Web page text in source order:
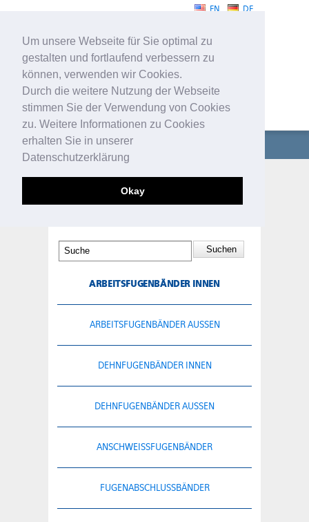
Um unsere Webseite für Sie optimal zu
gestalten und fortlaufend verbessern zu
können, verwenden wir Cookies.
Durch die weitere Nutzung der Webseite
stimmen Sie der Verwendung von Cookies
zu. Weitere Informationen zu Cookies
erhalten Sie in unserer
Datenschutzerklärung
Okay
DE
EN
FUGENBÄNDER
UNTERNEHMEN
FUGENBÄNDER
KONTAKT
ARBEITSFUGENBÄNDER
ARBEITSFUGENBÄNDER INNEN
ARBEITSFUGENBÄNDER AUSSEN
DEHNFUGENBÄNDER INNEN
DEHNFUGENBÄNDER AUSSEN
ANSCHWEISSFUGENBÄNDER
FUGENABSCHLUSSBÄNDER